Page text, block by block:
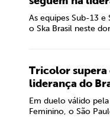
As equipes Sub-13
o Ska Brasil neste
Tricolor supera
liderança do
Em duelo válido
Feminino, o São